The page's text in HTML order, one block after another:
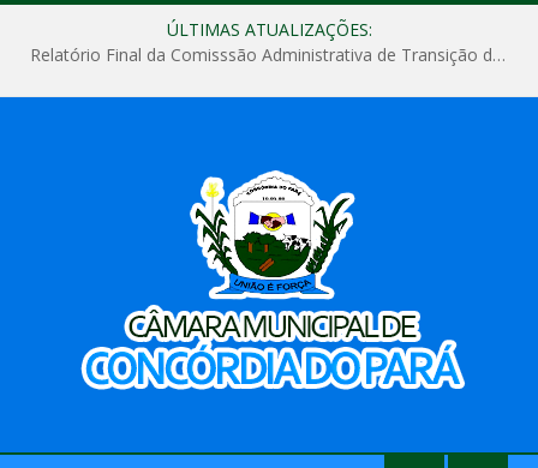
ÚLTIMAS ATUALIZAÇÕES:
Relatório Final da Comisssão Administrativa de Transição de Mandato do Poder Legislativo do Município de Concórdia do Pará